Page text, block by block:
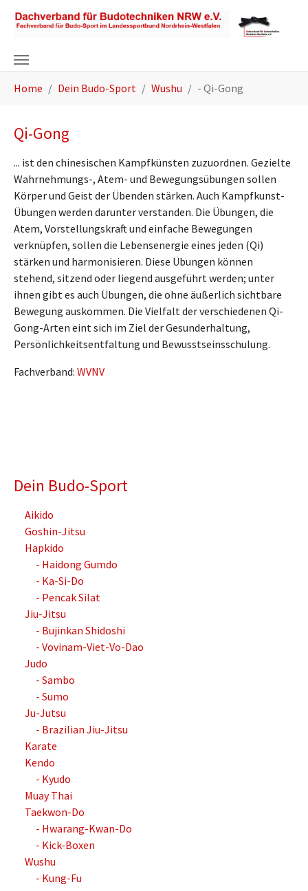
Home Dein Budo-Sport Wushu - Qi-Gong
Qi-Gong
... ist den chinesischen Kampfkünsten zuzuordnen. Gezielte
Wahrnehmungs-, Atem- und Bewegungsübungen sollen
Körper und Geist der Übenden stärken. Auch Kampfkunst-
Übungen werden darunter verstanden. Die Übungen, die
Atem, Vorstellungskraft und einfache Bewegungen
verknüpfen, sollen die Lebensenergie eines jeden (Qi)
stärken und harmonisieren. Diese Übungen können
stehend, sitzend oder liegend ausgeführt werden; unter
ihnen gibt es auch Übungen, die ohne äußerlich sichtbare
Bewegung auskommen. Die Vielfalt der verschiedenen Qi-
Gong-Arten eint sich im Ziel der Gesunderhaltung,
Persönlichkeitsentfaltung und Bewusstseinsschulung.
Fachverband: WVNV
Dein Budo-Sport
Aikido
Goshin-Jitsu
Hapkido
- Haidong Gumdo
- Ka-Si-Do
- Pencak Silat
Jiu-Jitsu
- Bujinkan Shidoshi
- Vovinam-Viet-Vo-Dao
Judo
- Sambo
- Sumo
Ju-Jutsu
- Brazilian Jiu-Jitsu
Karate
Kendo
- Kyudo
Muay Thai
Taekwon-Do
- Hwarang-Kwan-Do
- Kick-Boxen
Wushu
- Kung-Fu